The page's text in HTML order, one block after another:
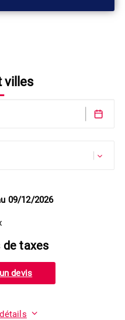
villes
09/12/2026
de taxes
devis